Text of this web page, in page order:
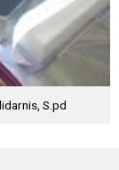
S.pd